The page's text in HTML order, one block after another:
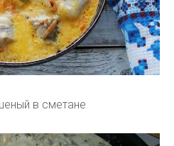
в сметане